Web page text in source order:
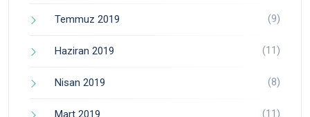
Temmuz 2019 (9)
Haziran 2019 (11)
Nisan 2019 (8)
Mart 2019 (11)